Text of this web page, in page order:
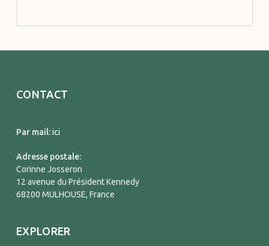
CONTACT
Par mail:ici
Adresse postale:
Corinne Josseron
12 avenue du Président Kennedy
68200 MULHOUSE, France
EXPLORER